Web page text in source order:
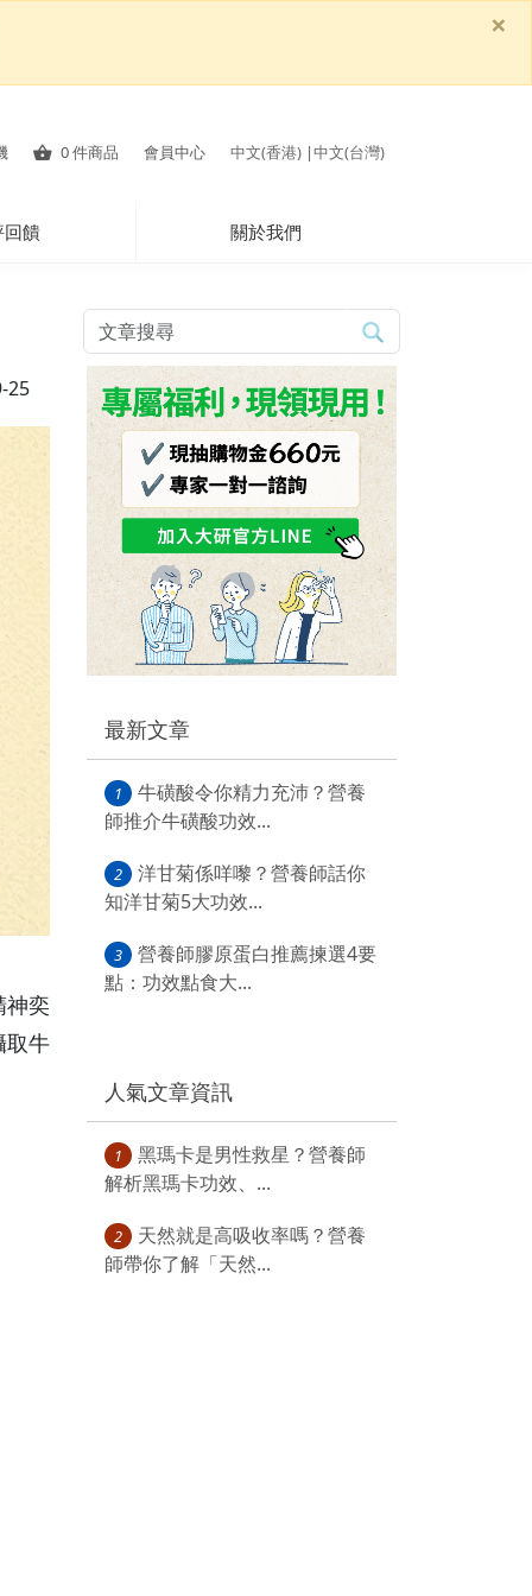
×
0件商品 會員中心 中文(香港)|中文(台灣)
回饋 關於我們
25
神奕
取牛
最新文章
1
牛磺酸令你精力充沛？營養
師推介牛磺酸功效...
2
洋甘菊係咩嚟？營養師話你
知洋甘菊5大功效...
3
營養師膠原蛋白推薦揀選4要
點：功效點食大...
人氣文章資訊
1
黑瑪卡是男性救星？營養師
解析黑瑪卡功效、...
2
天然就是高吸收率嗎？營養
師帶你了解「天然...